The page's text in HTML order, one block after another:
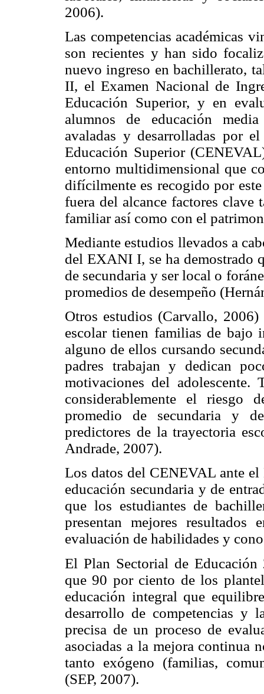
2006).
Las competencias académicas
son recientes y han sido
nuevo ingreso en bachillerato,
II, el Examen Nacional de
Educación Superior, y en
alumnos de educación
avaladas y desarrolladas por
Educación Superior
entorno multidimensional que
difícilmente es recogido por
fuera del alcance factores
familiar así como con el
Mediante estudios llevados a
del EXANI I, se ha demostrado
de secundaria y ser local o
promedios de desempeño
Otros estudios (Carvallo,
escolar tienen familias de bajo
alguno de ellos cursando
padres trabajan y dedican
motivaciones del adolescente.
considerablemente el riesgo
promedio de secundaria y
predictores de la trayectoria
Andrade, 2007).
Los datos del CENEVAL ante
educación secundaria y de
que los estudiantes de
presentan mejores resultados
evaluación de habilidades y
El Plan Sectorial de
que 90 por ciento de los
educación integral que
desarrollo de competencias y
precisa de un proceso de
asociadas a la mejora continua
tanto exógeno (familias,
(SEP, 2007).